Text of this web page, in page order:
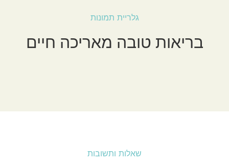
גלריית תמונות
בריאות טובה מאריכה חיים
שאלות ותשובות